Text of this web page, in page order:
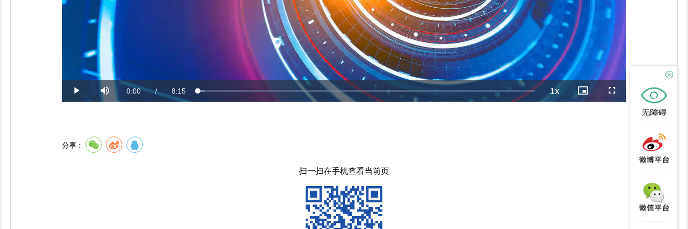
Video
Play Mute Current
0:00 / Duration
8:15 Loaded:
2.02%
1xPlayback
Rate
Picture-
in-
Fullscreen
分享：
扫一扫在手机查看当前页